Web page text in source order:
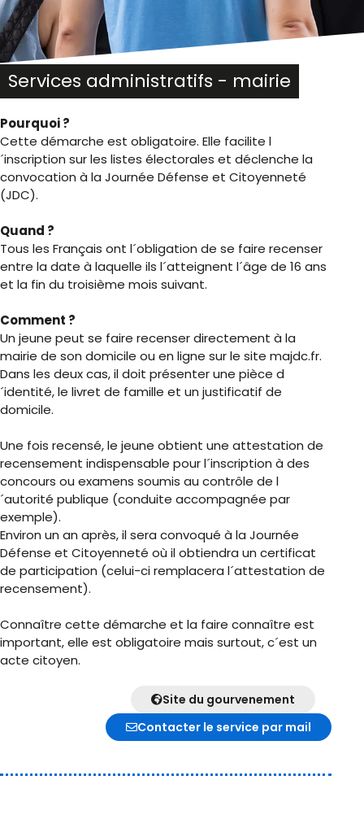
Services administratifs - mairie
Pourquoi ?
Cette démarche est obligatoire. Elle facilite l
´inscription sur les listes électorales et déclenche la
convocation à la Journée Défense et Citoyenneté
(JDC).
Quand ?
Tous les Français ont l´obligation de se faire recenser
entre la date à laquelle ils l´atteignent l´âge de 16 ans
et la fin du troisième mois suivant.
Comment ?
Un jeune peut se faire recenser directement à la
mairie de son domicile ou en ligne sur le site majdc.fr.
Dans les deux cas, il doit présenter une pièce d
´identité, le livret de famille et un justificatif de
domicile.
Une fois recensé, le jeune obtient une attestation de
recensement indispensable pour l´inscription à des
concours ou examens soumis au contrôle de l
´autorité publique (conduite accompagnée par
exemple).
Environ un an après, il sera convoqué à la Journée
Défense et Citoyenneté où il obtiendra un certificat
de participation (celui-ci remplacera l´attestation de
recensement).
Connaître cette démarche et la faire connaître est
important, elle est obligatoire mais surtout, c´est un
acte citoyen.
Site du gourvenement
Contacter le service par mail